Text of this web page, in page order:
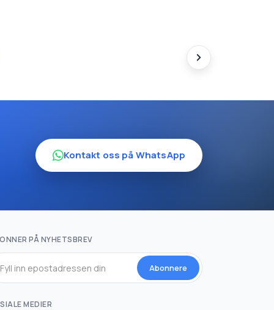
Kontakt oss på WhatsApp
PÅ NYHETSBREV
Abonnere
MEDIER